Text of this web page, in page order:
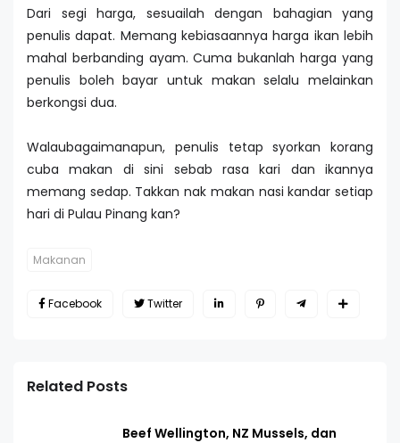
Dari segi harga, sesuailah dengan bahagian yang
penulis dapat. Memang kebiasaannya harga ikan lebih
mahal berbanding ayam. Cuma bukanlah harga yang
penulis boleh bayar untuk makan selalu melainkan
berkongsi dua.
Walaubagaimanapun, penulis tetap syorkan korang
cuba makan di sini sebab rasa kari dan ikannya
memang sedap. Takkan nak makan nasi kandar setiap
hari di Pulau Pinang kan?
Makanan
Facebook Twitter
Related Posts
Beef Wellington, NZ Mussels, dan